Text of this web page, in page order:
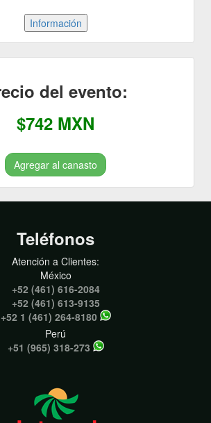
del evento:
$742 MXN
Agregar al canasto
Teléfonos
Atención a Clientes:
México
+52 (461) 616-2084
+52 (461) 613-9135
+52 1 (461) 264-8180
Perú
+51 (965) 318-273